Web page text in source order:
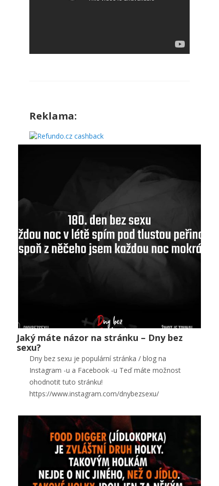
Reklama:
Jaký máte názor na stránku – Dny bez sexu?
Jaký máte názor na stránku – Dny bez
sexu?
Dny bez sexu je populární stránka / blog na
Instagram -u a Facebook -u Teď máte možnost
ohodnotit tuto stránku!
https://www.instagram.com/dnybezsexu/